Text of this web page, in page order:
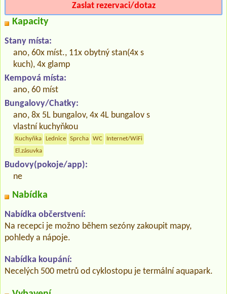
Zaslat rezervaci/dotaz
Kapacity
Stany místa:
ano, 60x míst., 11x obytný stan(4x s
kuch), 4x glamp
Kempová místa:
ano, 60 míst
Bungalovy/Chatky:
ano, 8x 5L bungalov, 4x 4L bungalov s
vlastní kuchyňkou
Kuchyňka Lednice Sprcha WC
Internet/WiFi
El.zásuvka
Budovy(pokoje/app):
ne
Nabídka
Nabídka občerstvení:
Na recepci je možno během sezóny zakoupit mapy,
pohledy a nápoje.
Nabídka koupání:
Necelých 500 metrů od cyklostopu je termální aquapark.